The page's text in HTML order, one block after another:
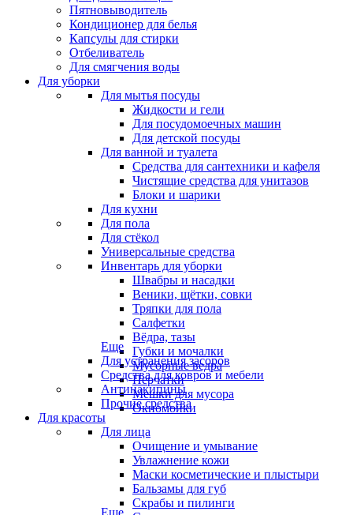
Пятновыводитель
Кондиционер для белья
Капсулы для стирки
Отбеливатель
Для смягчения воды
Для уборки
Для мытья посуды
Жидкости и гели
Для посудомоечных машин
Для детской посуды
Для ванной и туалета
Средства для сантехники и кафеля
Чистящие средства для унитазов
Блоки и шарики
Для кухни
Для пола
Для стёкол
Универсальные средства
Инвентарь для уборки
Швабры и насадки
Веники, щётки, совки
Тряпки для пола
Салфетки
Вёдра, тазы
Губки и мочалки
Мусорные ведра
Перчатки
Мешки для мусора
Окномойки
Еще
Для устранения засоров
Средства для ковров и мебели
Антинакипины
Прочие средства
Для красоты
Для лица
Очищение и умывание
Увлажнение кожи
Маски косметические и плыстыри
Бальзамы для губ
Скрабы и пилинги
Еще